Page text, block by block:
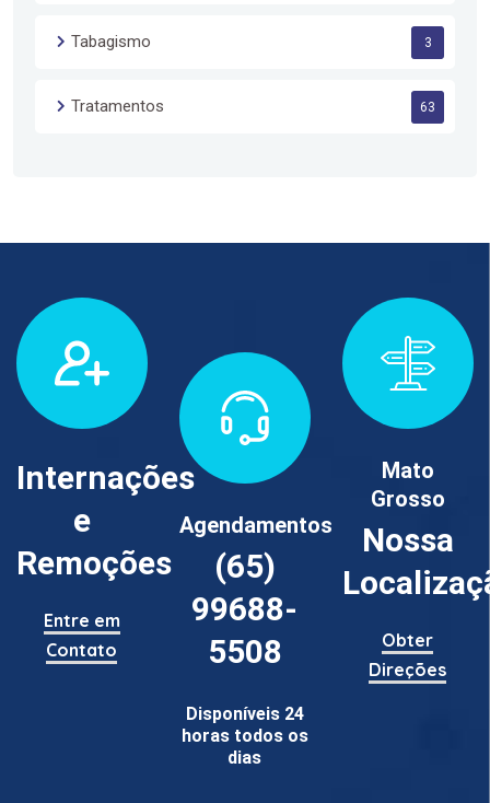
Tabagismo 3
Tratamentos 63
Internações
e
Remoções
Entre em
Contato
Agendamentos
(65)
99688-
5508
Disponíveis 24
horas todos os
dias
Mato
Grosso
Nossa
Obter
Direções